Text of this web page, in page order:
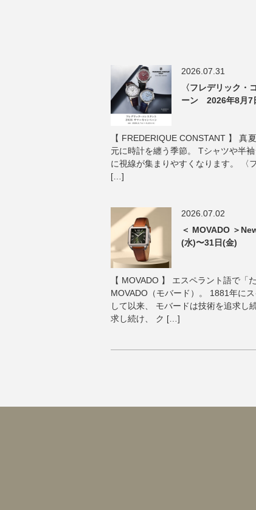
2026.07.31
〈フレデリック・
ーン 2026年8月7
【 FREDERIQUE CONSTANT 】 真
元に時計を纏う季節。 Tシャツや半
に視線が集まりやすくなります。 〈
[…]
2026.07.02
＜ MOVADO ＞
(水)〜31日(金)
【 MOVADO 】 エスペラント語で「
MOVADO（モバード）。 1881年に
して以来、 モバードは技術を追求し
求し続け、 ク […]